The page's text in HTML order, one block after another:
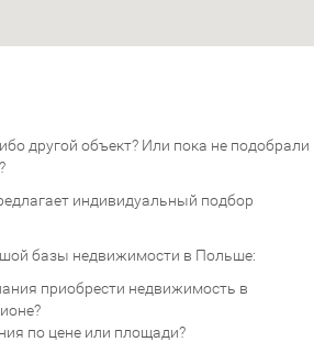
другой объект? Или пока не подобрали
индивидуальный подбор
базы недвижимости в Польше:
приобрести недвижимость в
по цене или площади?